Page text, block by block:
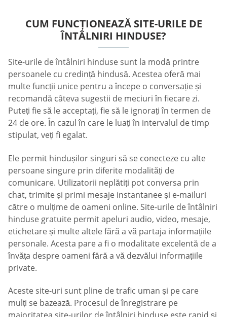
CUM FUNCȚIONEAZĂ SITE-URILE DE
ÎNTÂLNIRI HINDUSE?
Site-urile de întâlniri hinduse sunt la modă printre
persoanele cu credință hindusă. Acestea oferă mai
multe funcții unice pentru a începe o conversație și
recomandă câteva sugestii de meciuri în fiecare zi.
Puteți fie să le acceptați, fie să le ignorați în termen de
24 de ore. În cazul în care le luați în intervalul de timp
stipulat, veți fi egalat.
Ele permit hindușilor singuri să se conecteze cu alte
persoane singure prin diferite modalități de
comunicare. Utilizatorii neplătiți pot conversa prin
chat, trimite și primi mesaje instantanee și e-mailuri
către o mulțime de oameni online. Site-urile de întâlniri
hinduse gratuite permit apeluri audio, video, mesaje,
etichetare și multe altele fără a vă partaja informațiile
personale. Acesta pare a fi o modalitate excelentă de a
învăța despre oameni fără a vă dezvălui informațiile
private.
Aceste site-uri sunt pline de trafic uman și pe care
mulți se bazează. Procesul de înregistrare pe